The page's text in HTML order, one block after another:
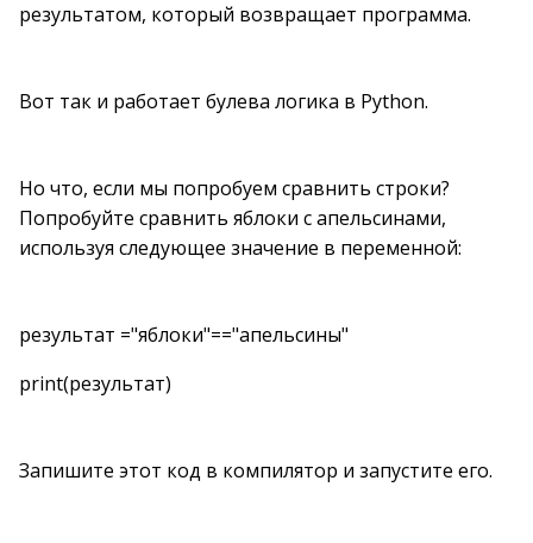
результатом, который возвращает программа.
Вот так и работает булева логика в Python.
Но что, если мы попробуем сравнить строки?
Попробуйте сравнить яблоки с апельсинами,
используя следующее значение в переменной:
результат ="яблоки"=="апельсины"
print(результат)
Запишите этот код в компилятор и запустите его.